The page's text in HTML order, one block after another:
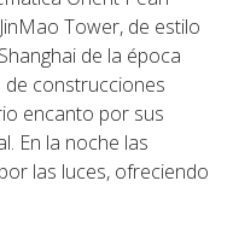
Tower, de estilo
de la época
construcciones
encanto por sus
En la noche las
las luces, ofreciendo